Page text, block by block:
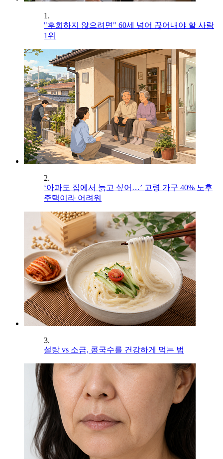
1.
"후회하지 않으려면" 60세 넘어 끊어내야 할 사람
1위
2.
‘아파도 집에서 늙고 싶어…’ 고령 가구 40% 노후
주택이라 어려워
3.
설탕 vs 소금, 콩국수를 건강하게 먹는 법